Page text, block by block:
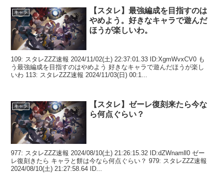
キャラ
【スタレ】最強編成を目指すのは
やめよう。好きなキャラで遊んだ
ほうが楽しいわ。
109: スタレZZZ速報 2024/11/02(土) 22:37:01.33 ID:XgmWvxCV0 も
う最強編成を目指すのはやめよう 好きなキャラで遊んだほうが楽し
いわ 113: スタレZZZ速報 2024/11/03(日) 00:1...
キャラ
【スタレ】ゼーレ復刻来たら今な
ら何点ぐらい？
977: スタレZZZ速報 2024/08/10(土) 21:26:15.32 ID:dZWnamll0 ゼー
レ復刻きたら キャラと餅は今なら何点ぐらい？ 979: スタレZZZ速報
2024/08/10(土) 21:27:58.64 ID...